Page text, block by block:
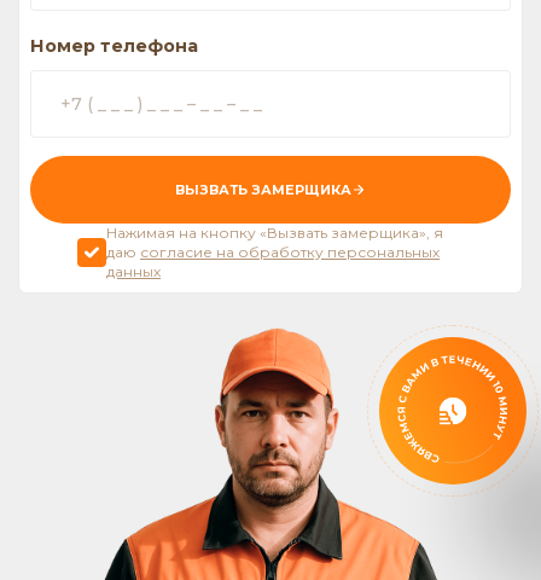
Номер телефона
ВЫЗВАТЬ ЗАМЕРЩИКА
Нажимая на кнопку «Вызвать замерщика», я
даю согласие на обработку персональных
данных